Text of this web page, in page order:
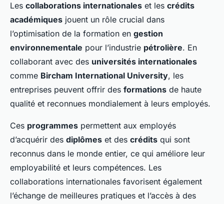
Les collaborations internationales et les crédits
académiques jouent un rôle crucial dans
l’optimisation de la formation en gestion
environnementale pour l’industrie pétrolière. En
collaborant avec des universités internationales
comme Bircham International University, les
entreprises peuvent offrir des formations de haute
qualité et reconnues mondialement à leurs employés.
Ces programmes permettent aux employés
d’acquérir des diplômes et des crédits qui sont
reconnus dans le monde entier, ce qui améliore leur
employabilité et leurs compétences. Les
collaborations internationales favorisent également
l’échange de meilleures pratiques et l’accès à des